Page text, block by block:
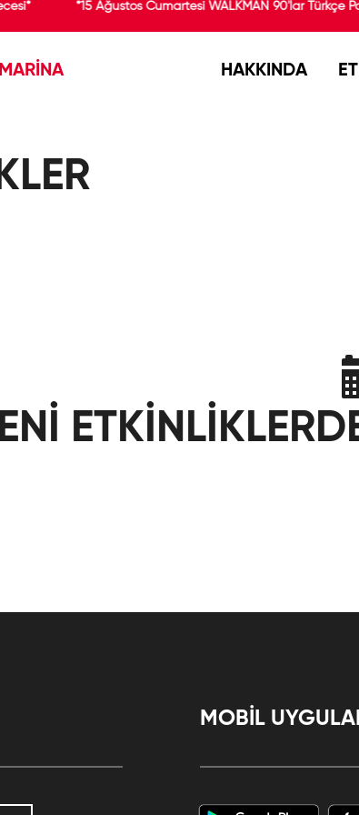
*15 Ağustos Cumartesi WALKMAN 90'lar Türkçe
HAKKINDA
MOBİL